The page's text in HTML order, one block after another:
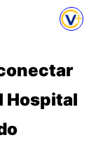
Hospital